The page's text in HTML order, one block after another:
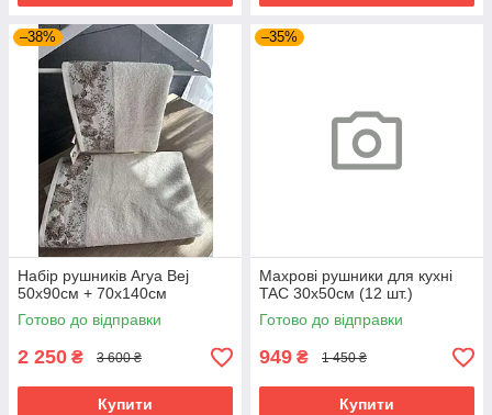
–38%
Набір рушників Arya Bej
50x90см + 70х140см
Готово до відправки
2 250 ₴ 3 600 ₴
Купити
–35%
Махрові рушники для кухні
TAC 30х50см (12 шт.)
Готово до відправки
949 ₴ 1 450 ₴
Купити